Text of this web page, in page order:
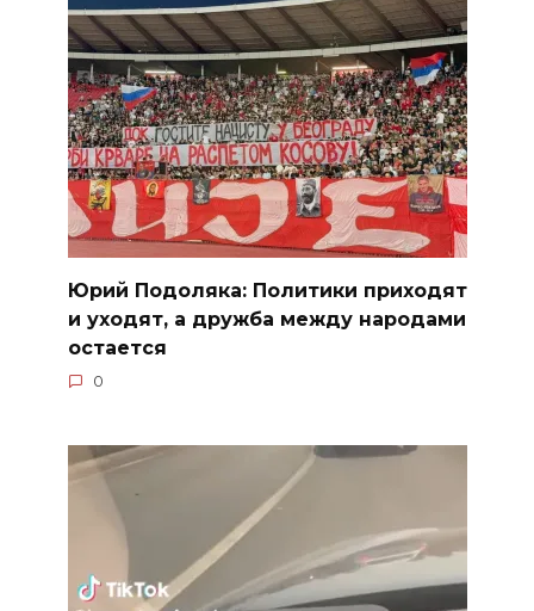
Юрий Подоляка: Политики приходят
и уходят, а дружба между народами
остается
0